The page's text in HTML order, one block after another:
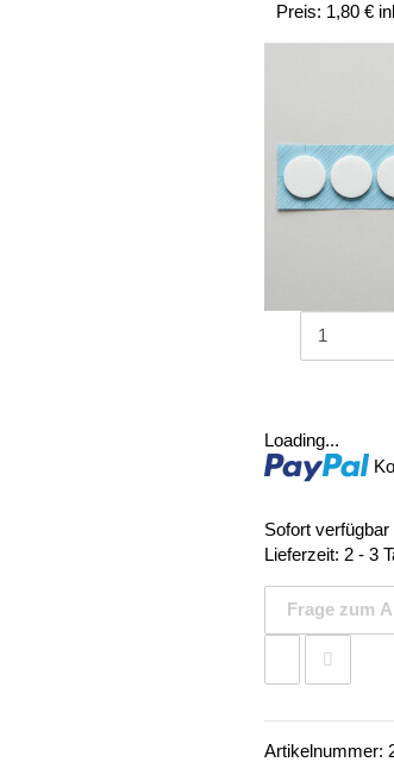
Preis: 1,80 €
Loading...
Sofort verfügbar
Lieferzeit: 2 - 3
Frage zum
Artikelnummer: